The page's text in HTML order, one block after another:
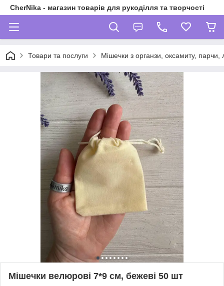
CherNika - магазин товарів для рукоділля та творчості
Товари та послуги Мішечки з органзи, оксамиту, парчи,
Мішечки велюрові 7*9 см, бежеві 50 шт